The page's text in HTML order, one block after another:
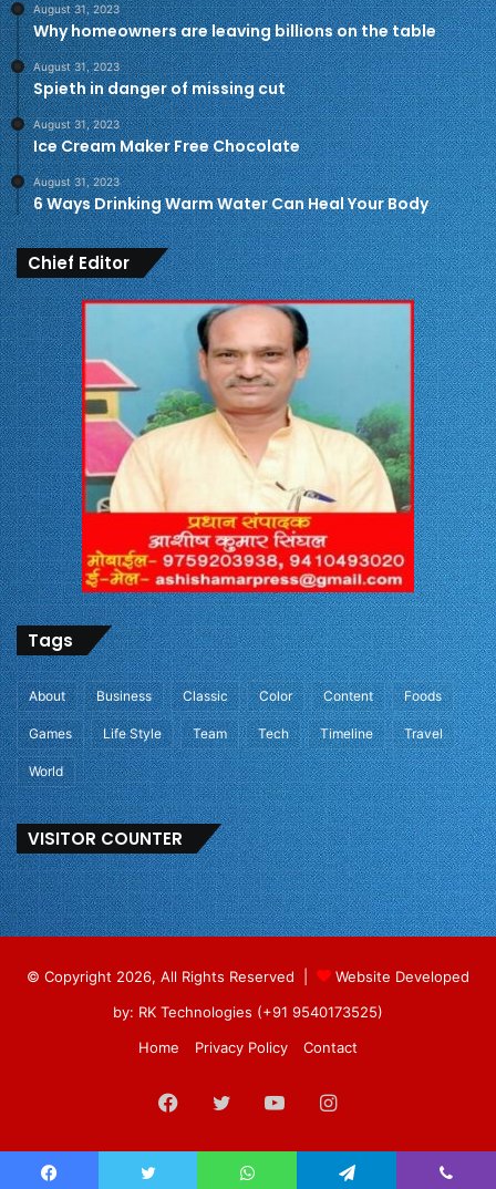
August 31, 2023
Why homeowners are leaving billions on the table
August 31, 2023
Spieth in danger of missing cut
August 31, 2023
Ice Cream Maker Free Chocolate
August 31, 2023
6 Ways Drinking Warm Water Can Heal Your Body
Chief Editor
Tags
About Business Classic Color Content Foods
Games Life Style Team Tech Timeline Travel
World
VISITOR COUNTER
© Copyright 2026, All Rights Reserved |
Website Developed
by: RK Technologies (+91 9540173525)
Home
Privacy Policy Contact
Facebook
TwitterYouTubeInstagram